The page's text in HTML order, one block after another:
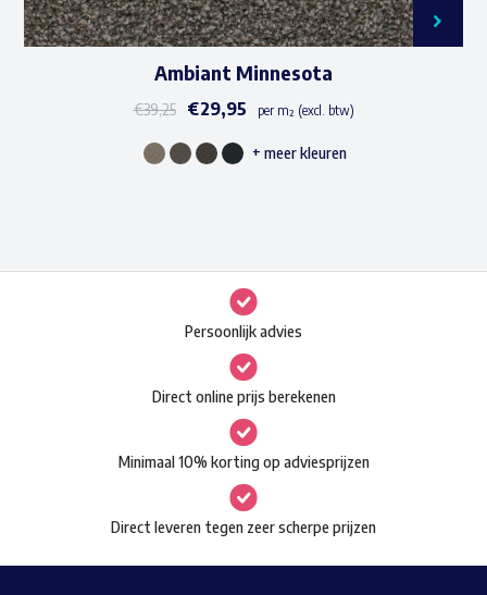
Ambiant Minnesota
€39,25 €29,95 per m² (excl. btw)
Dit
variaties.
Deze
optie
kan
gekozen
worden
op
de
productpagina
+ meer kleuren
Persoonlijk advies
Direct online prijs berekenen
Minimaal 10% korting op adviesprijzen
Direct leveren tegen zeer scherpe prijzen